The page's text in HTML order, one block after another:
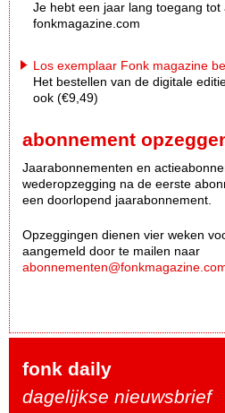
Je hebt een jaar lang toegang tot
fonkmagazine.com
Los exemplaar Fonk magazine
Het bestellen van de digitale
ook (€9,49)
abonnement
Jaarabonnementen en
wederopzegging na de eerste
een doorlopend jaarabonnement.
Opzeggingen dienen vier weken
aangemeld door te mailen naar
fonk daily
dagelijkse nieuwsbrief